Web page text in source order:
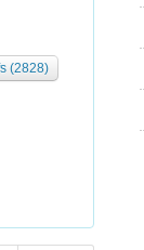
(2828)